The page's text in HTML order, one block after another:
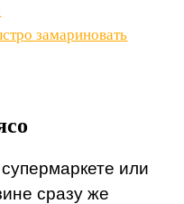
замариновать
или
сразу же